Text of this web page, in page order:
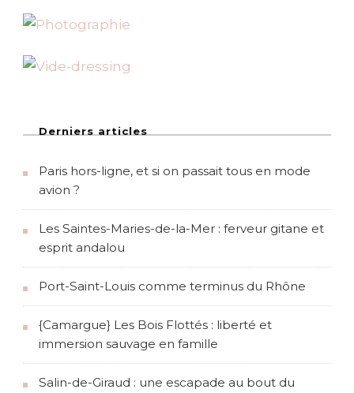
Derniers articles
Paris hors-ligne, et si on passait tous en mode
avion ?
Les Saintes-Maries-de-la-Mer : ferveur gitane et
esprit andalou
Port-Saint-Louis comme terminus du Rhône
{Camargue} Les Bois Flottés : liberté et
immersion sauvage en famille
Salin-de-Giraud : une escapade au bout du